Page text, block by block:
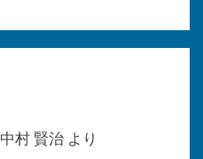
中村 賢治 より